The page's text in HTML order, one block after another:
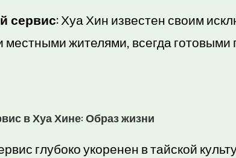
сервис:Хуа Хин известен своим
жителями, всегда готовыми
в Хуа Хине: Образ жизни
глубоко укоренен в тайской